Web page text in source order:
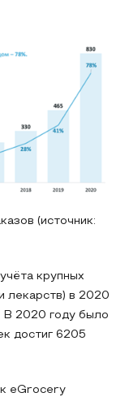
(источник:
крупных
лекарств) в 2020
В 2020 году было
достиг 6205
eGrocery